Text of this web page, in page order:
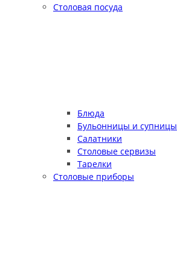
Столовая посуда
Блюда
Бульонницы и супницы
Салатники
Столовые сервизы
Тарелки
Столовые приборы